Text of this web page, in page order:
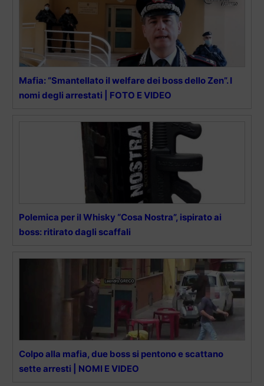
Mafia: “Smantellato il welfare dei boss dello Zen”. I
nomi degli arrestati | FOTO E VIDEO
Polemica per il Whisky “Cosa Nostra”, ispirato ai
boss: ritirato dagli scaffali
Colpo alla mafia, due boss si pentono e scattano
sette arresti | NOMI E VIDEO